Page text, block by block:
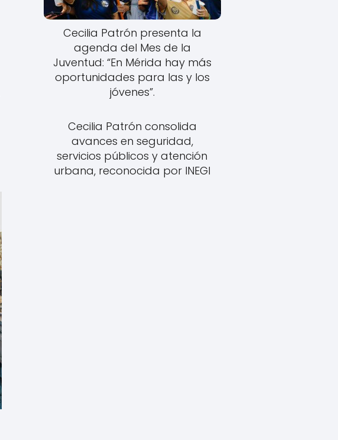
Cecilia Patrón presenta la
agenda del Mes de la
Juventud: “En Mérida hay más
oportunidades para las y los
jóvenes”.
Cecilia Patrón consolida
avances en seguridad,
servicios públicos y atención
urbana, reconocida por INEGI